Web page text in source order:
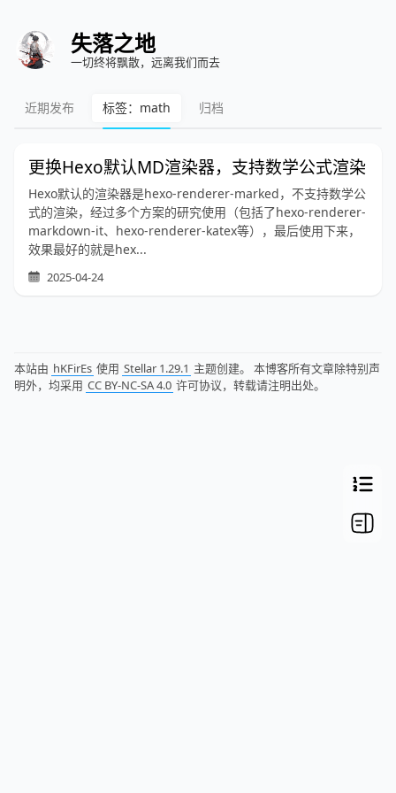
失落之地
一切终将飘散，远离我们而去
近期发布 标签：math 归档
更换Hexo默认MD渲染器，支持数学公式渲染
Hexo默认的渲染器是hexo-renderer-marked，不支持数学公
式的渲染，经过多个方案的研究使用（包括了hexo-renderer-
markdown-it、hexo-renderer-katex等），最后使用下来，
效果最好的就是hex...
2025-04-24
本站由 hKFirEs 使用 Stellar 1.29.1 主题创建。 本博客所有文章除特别声
明外，均采用 CC BY-NC-SA 4.0 许可协议，转载请注明出处。